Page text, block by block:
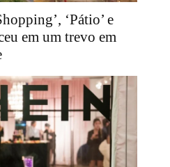
‘Pátio’ e
em um trevo em